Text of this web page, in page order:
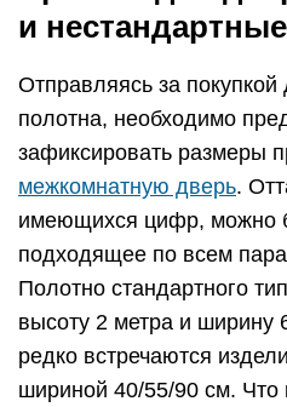
и
Отправляясь за покупкой
полотна, необходимо
зафиксировать размеры
межкомнатную дверь.
имеющихся цифр, можно
подходящее по всем
Полотно стандартного
высоту 2 метра и ширину
редко встречаются
шириной 40/55/90 см. Что